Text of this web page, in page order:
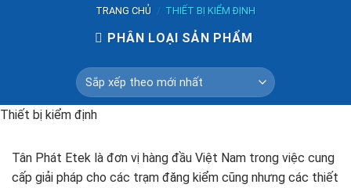
TRANG CHỦ / THIẾT BỊ KIỂM ĐỊNH
PHÂN LOẠI SẢN PHẨM
Thiết bị kiểm định
Tân Phát Etek là đơn vị hàng đầu Việt Nam trong việc cung
cấp giải pháp cho các trạm đăng kiểm cũng nhưng các thiết